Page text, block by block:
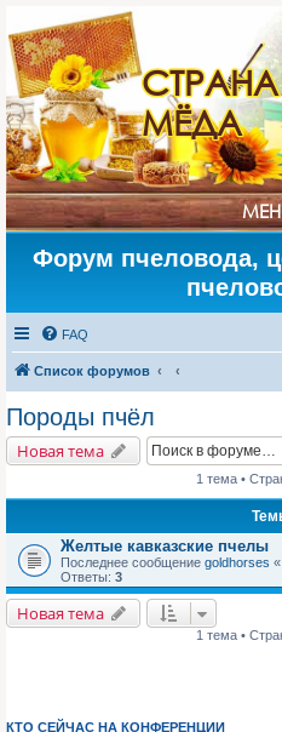
СТРАНА
МЁДА
Форум пчеловода,
FAQ
Список форумов
Породы пчёл
Новая тема
1 тема •
Желтые кавказские пчелы
Последнее сообщение goldhorses «
Ответы: 3
Новая тема
1 тема •
КТО СЕЙЧАС НА КОНФЕРЕНЦИИ